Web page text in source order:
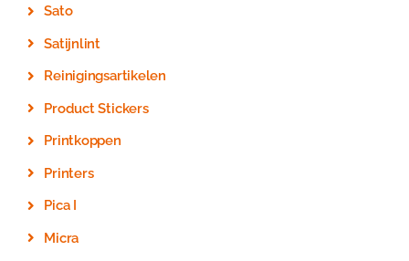
Sato
Satijnlint
Reinigingsartikelen
Product Stickers
Printkoppen
Printers
Pica I
Micra